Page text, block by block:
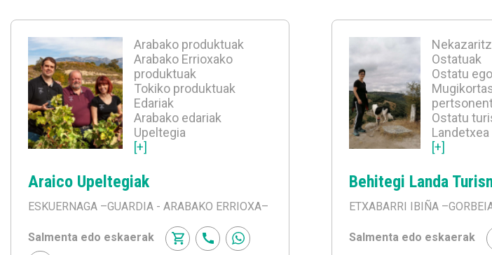
Arabako produktuak
Arabako Errioxako
produktuak
Tokiko produktuak
Edariak
Arabako edariak
Upeltegia
[+]
Araico Upeltegiak
ESKUERNAGA –GUARDIA - ARABAKO ERRIOXA–
Salmenta edo eskaerak
Ostatuak
Ostatu
Ostatu
Landetxea
[+]
Behitegi Landa
ETXABARRI IBIÑA
Salmenta edo eskaerak